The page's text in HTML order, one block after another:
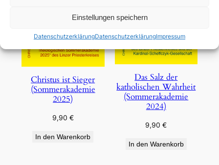
Einstellungen speichern
DatenschutzerklärungDatenschutzerklärungImpressum
Christus ist Sieger
(Sommerakademie
2025)
9,90 €
In den Warenkorb
Das Salz der
katholischen Wahrheit
(Sommerakademie
2024)
9,90€
In den Warenkorb